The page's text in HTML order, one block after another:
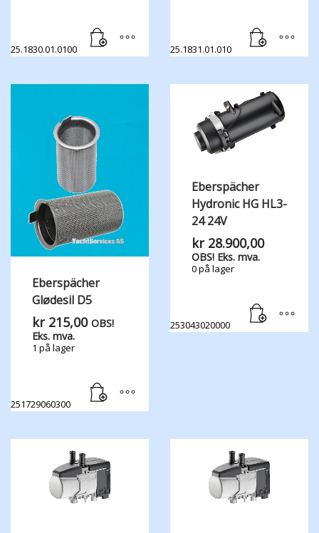
25.1830.01.0100 25.1831.01.010
Eberspächer
Glødesil D5
kr215,00 OBS!
Eks. mva.
1 på lager
251729060300
Eberspächer
Hydronic HG HL3-
24 24V
kr28.900,00
OBS! Eks. mva.
0 på lager
253043020000